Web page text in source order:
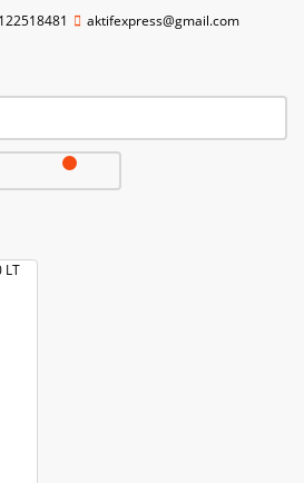
aktifexpress@gmail.com